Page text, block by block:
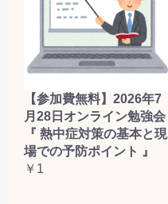
【参加費無料】2026年7
月28日オンライン勉強会
『 熱中症対策の基本と現
場での予防ポイント 』
￥1